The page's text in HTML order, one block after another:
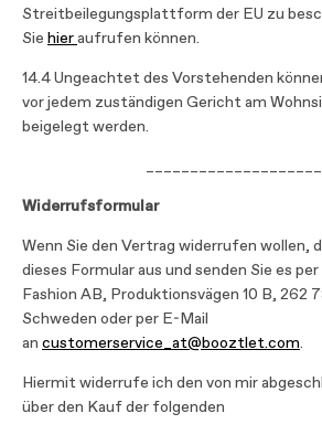
Streitbeilegungsplattform der EU zu
Sie hieraufrufen können.
14.4 Ungeachtet des Vorstehenden
vor jedem zuständigen Gericht am
beigelegt werden.
Widerrufsformular
Wenn Sie den Vertrag widerrufen wollen,
dieses Formular aus und senden Sie es
Fashion AB, Produktionsvägen 10 B, 262
Schweden oder per E-Mail
an customerservice_at@booztlet.com.
Hiermit widerrufe ich den von mir
über den Kauf der folgenden